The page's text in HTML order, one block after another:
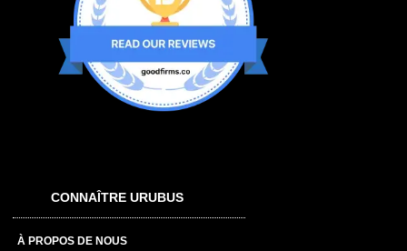
CONNAÎTRE URUBUS
À PROPOS DE NOUS